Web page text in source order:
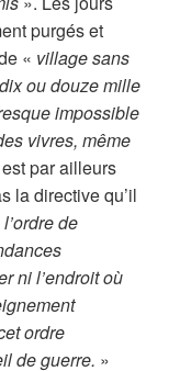
purgés et
« village sans
dix ou douze mille
impossible
vivres, même
par ailleurs
la directive qu’il
de
ni l’endroit où
ordre
de guerre. »